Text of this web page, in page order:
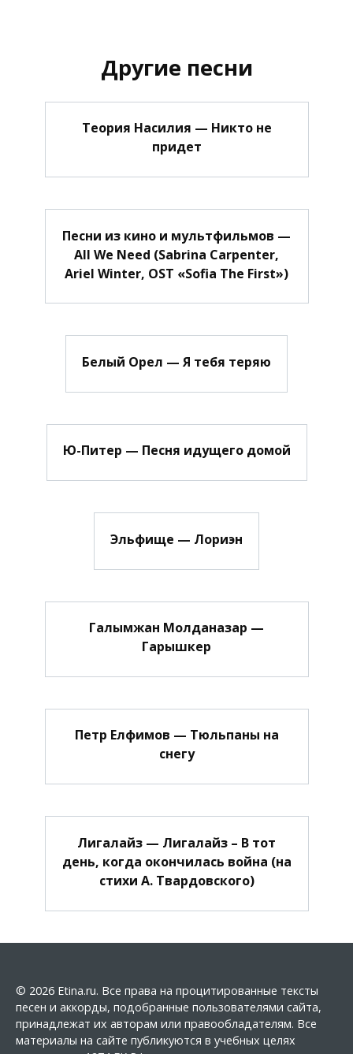
Другие песни
Теория Насилия — Никто не
придет
Песни из кино и мультфильмов —
All We Need (Sabrina Carpenter,
Ariel Winter, OST «Sofia The First»)
Белый Орел — Я тебя теряю
Ю-Питер — Песня идущего домой
Эльфище — Лориэн
Галымжан Молданазар —
Гарышкер
Петр Елфимов — Тюльпаны на
снегу
Лигалайз — Лигалайз – В тот
день, когда окончилась война (на
стихи А. Твардовского)
© 2026 Etina.ru. Все права на процитированные тексты
песен и аккорды, подобранные пользователями сайта,
принадлежат их авторам или правообладателям. Все
материалы на сайте публикуются в учебных целях